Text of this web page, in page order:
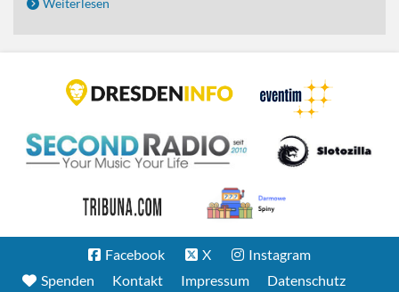
Weiterlesen
Facebook X
Instagram
Spenden
Kontakt Impressum
Datenschutz